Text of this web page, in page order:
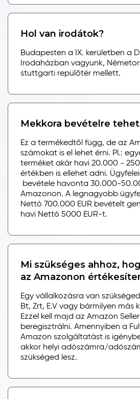
Hol van irodátok?
Budapesten a IX. kerületben a
Irodaházban vagyunk,
stuttgarti repülőtér mellett.
Mekkora bevételre
Ez a termékedtől függ, de az
számokat is el lehet érni. Pl.:
terméket akár havi 20.000 -
értékben is ellehet adni.
bevétele havonta 30.000-
Amazonon. A legnagyobb
Nettó 700.000 EUR bevételt
havi Nettó 5000 EUR-t.
Mi szükséges ahhoz,
az Amazonon
Egy vállalkozásra van
Bt, Zrt, E.V vagy bármilyen más
Ezzel kell majd az Amazon
beregisztrálni. Amennyiben a
Amazon szolgáltatást is
akkor helyi adószámra/
szükséged lesz.